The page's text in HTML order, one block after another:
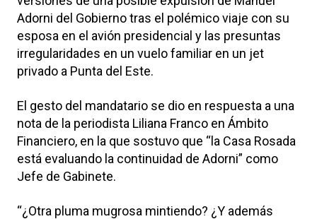
Adorni del Gobierno tras el polémico viaje con su
esposa en el avión presidencial y las presuntas
irregularidades en un vuelo familiar en un jet
privado a Punta del Este.
El gesto del mandatario se dio en respuesta a una
nota de la periodista Liliana Franco en Ámbito
Financiero, en la que sostuvo que “la Casa Rosada
está evaluando la continuidad de Adorni” como
Jefe de Gabinete.
“¿Otra pluma mugrosa mintiendo? ¿Y además